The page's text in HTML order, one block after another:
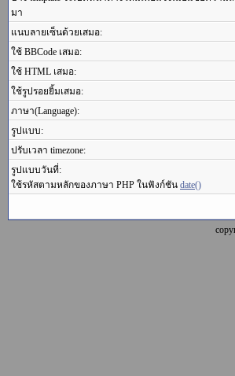
มา
แนบลายเซ็นด้วยเสมอ:
ใช้ BBCode เสมอ:
ใช้ HTML เสมอ:
ใช้รูปรอยยิ้มเสมอ:
ภาษา(Language):
รูปแบบ:
ปรับเวลา timezone:
รูปแบบวันที่:
ใช้รหัสตามหลักของภาษา PHP ในฟังก์ชัน date()